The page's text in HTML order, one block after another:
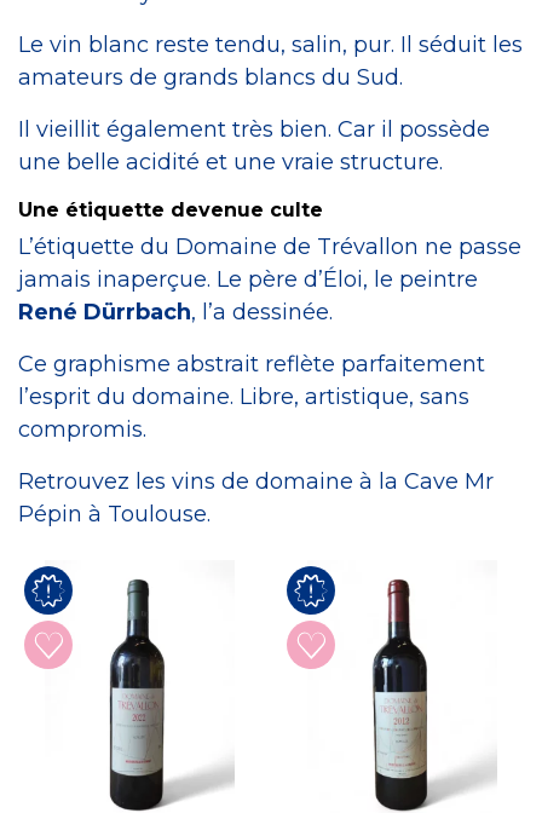
Le vin blanc reste tendu, salin, pur. Il séduit les
amateurs de grands blancs du Sud.
Il vieillit également très bien. Car il possède
une belle acidité et une vraie structure.
Une étiquette devenue culte
L’étiquette du Domaine de Trévallon ne passe
jamais inaperçue. Le père d’Éloi, le peintre
René Dürrbach, l’a dessinée.
Ce graphisme abstrait reflète parfaitement
l’esprit du domaine. Libre, artistique, sans
compromis.
Retrouvez les vins de domaine à la Cave Mr
Pépin à Toulouse.